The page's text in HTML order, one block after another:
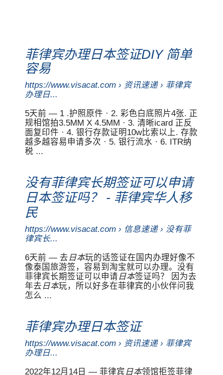
菲律宾办理日本签证DIY 简单
容易
https://www.visacat.com › 资讯速递 › 菲律宾
办理日...
5天前 — 1 .护照原件 · 2. 彩色白底照片4张. 正
规相馆拍3.5MM X 4.5MM · 3. 清晰icard 正反
面复印件 · 4. 银行存款证明10w比索以上. 存款
越多越容易申请多次 · 5. 银行流水 · 6. ITR纳
税 ...
没有菲律宾长期签证可以申请
日本签证吗？ - 菲律宾华人移
民
https://www.visacat.com › 信息速递 › 没有菲
律宾长...
6天前 — 去 日本玩的话签证在国内办理好像不
像泰国旅游签，容易到淘宝就可以办理。没有
菲律宾长期签证可以申请 日本签证吗？ 因为去
年去 日本玩，所以好多在菲律宾的小伙伴问我
怎么 ...
菲律宾办理日本签证
https://www.visacat.com › 资讯速递 › 菲律宾
办理日...
2022年12月14日 — 菲律宾 日本领馆拒签菲律